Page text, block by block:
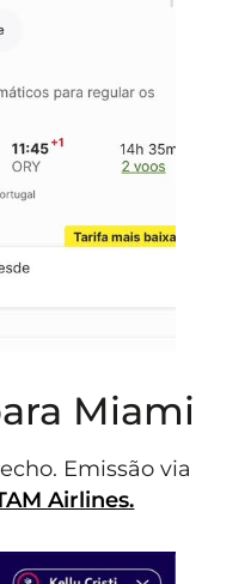
Miami
Emissão via
Airlines.